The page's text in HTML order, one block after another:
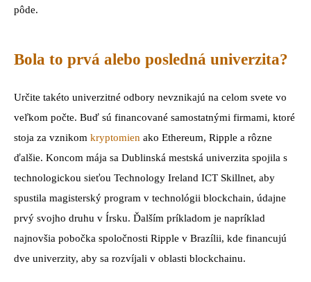
pôde.
Bola to prvá alebo posledná univerzita?
Určite takéto univerzitné odbory nevznikajú na celom svete vo
veľkom počte. Buď sú financované samostatnými firmami, ktoré
stoja za vznikom kryptomien ako Ethereum, Ripple a rôzne
ďalšie. Koncom mája sa Dublinská mestská univerzita spojila s
technologickou sieťou Technology Ireland ICT Skillnet, aby
spustila magisterský program v technológii blockchain, údajne
prvý svojho druhu v Írsku. Ďalším príkladom je napríklad
najnovšia pobočka spoločnosti Ripple v Brazílii, kde financujú
dve univerzity, aby sa rozvíjali v oblasti blockchainu.